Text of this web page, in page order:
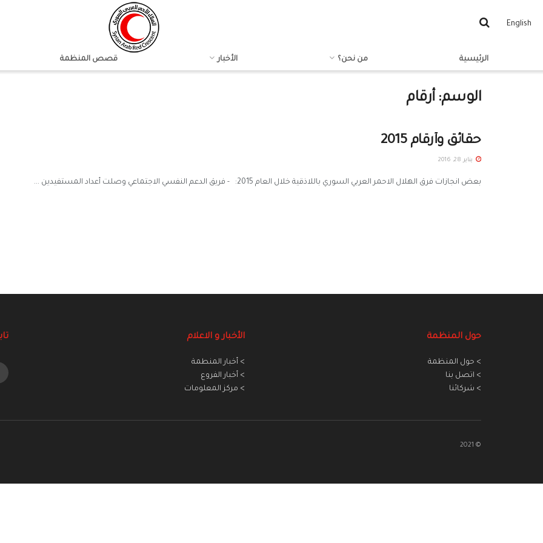
English
الرئيسية من نحن؟ الأخبار قصص المنظمة
الوسم: أرقام
حقائق وأرقام 2015
يناير 28, 2016
بعض انجازات فرق الهلال الاحمر العربي السوري باللاذقية خلال العام 2015: - فريق الدعم النفسي الاجتماعي وصلت أعداد المستفيدين ...
حول المنظمة
> حول المنظمة
> اتصل بنا
> شركائنا
الأخبار و الاعلام
> أخبار المنطمة
> أخبار الفروع
> مركز المعلومات
© 2021